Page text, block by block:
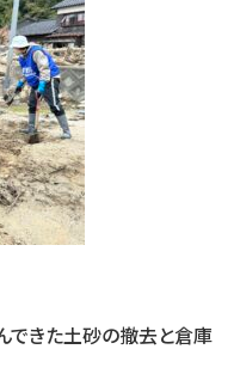
できた土砂の撤去と倉庫